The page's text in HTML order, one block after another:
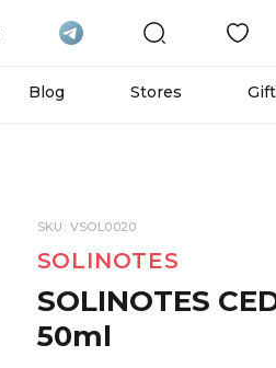
Blog Stores
SKU: VSOL0020
SOLINOTES
SOLINOTES
50ml